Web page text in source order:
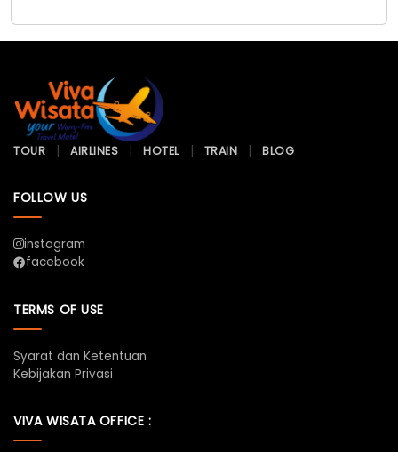
TOUR AIRLINES HOTEL TRAIN BLOG
FOLLOW US
instagram
facebook
TERMS OF USE
Syarat dan Ketentuan
Kebijakan Privasi
VIVA WISATA OFFICE :